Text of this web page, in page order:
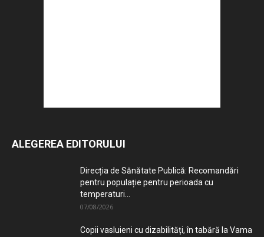
ALEGEREA EDITORULUI
Direcția de Sănătate Publică: Recomandări
pentru populație pentru perioada cu
temperaturi...
07/08/2026
Copii vasluieni cu dizabilități, în tabără la Vama